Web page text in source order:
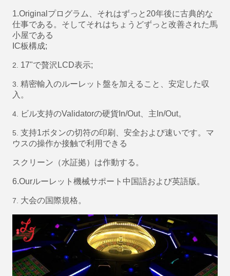
1.Originalプログラム、それはずっと20年後に古典的な
仕事である。そしてそれはちょうどずっと改善された馬
小屋である
IC板構成;
2. 17"で贅沢LCD表示;
3. 精密輸入のルーレット盤を加えること、安定した収
入。
4. ビル支持のValidatorの硬貨In/Out、主In/Out。
5. 支持1ボタンの切符の印刷、安全および速いです。マ
ウスの操作か接触で利用できる
スクリーン（水証拠）は作動する。
6.Ourルーレット機械サポート中国語および英語版。
7. 大会の国際規格。